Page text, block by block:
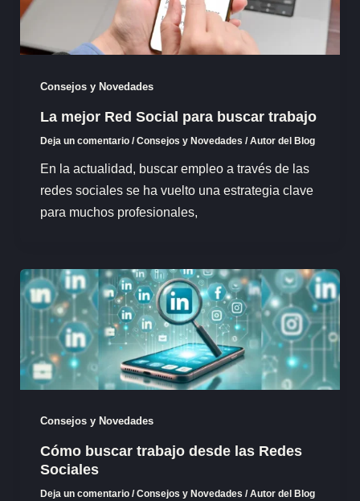
Consejos y Novedades
La mejor Red Social para buscar trabajo
Deja un comentario /Consejos y Novedades /Autor del Blog
En la actualidad, buscar empleo a través de las
redes sociales se ha vuelto una estrategia clave
para muchos profesionales,
Consejos y Novedades
Cómo buscar trabajo desde las Redes
Sociales
Deja un comentario /Consejos y Novedades /Autor del Blog